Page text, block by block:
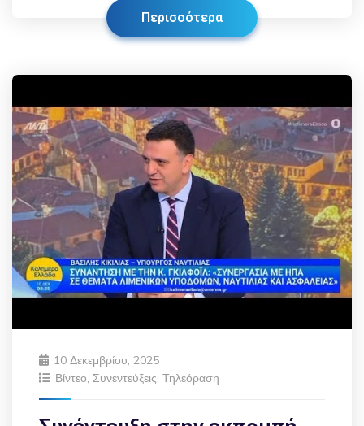
Περισσότερα
10 Δεκεμβρίου, 2025
Βίντεο, Συνεντεύξεις, Τηλεόραση